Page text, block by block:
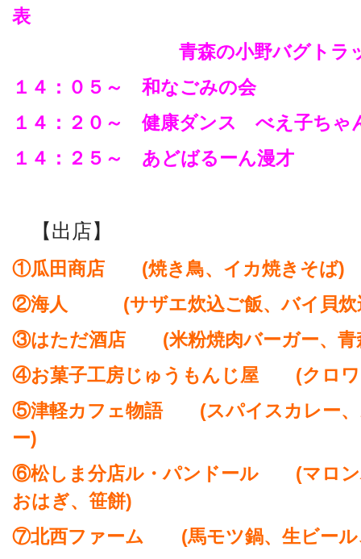
表
青森の小野バグトラック
１４：０５～ 和なごみの会
１４：２０～ 健康ダンス べえ子ちゃ
１４：２５～ あどばるーん漫才
【出店】
①瓜田商店 (焼き鳥、イカ焼きそば)
②海人 (サザエ炊込ご飯、バイ貝炊
③はただ酒店 (米粉焼肉バーガー、青
④お菓子工房じゅうもんじ屋 (クロワ
⑤津軽カフェ物語 (スパイスカレー、
ー)
⑥松しま分店ル・パンドール (マロン
おはぎ、笹餅)
⑦北西ファーム (馬モツ鍋、生ビール